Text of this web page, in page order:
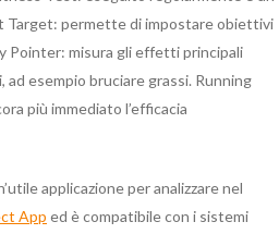
Target: permette di impostare obiettivi
Pointer: misura gli effetti principali
esempio bruciare grassi. Running
più immediato l’efficacia
applicazione per analizzare nel
App ed è compatibile con i sistemi